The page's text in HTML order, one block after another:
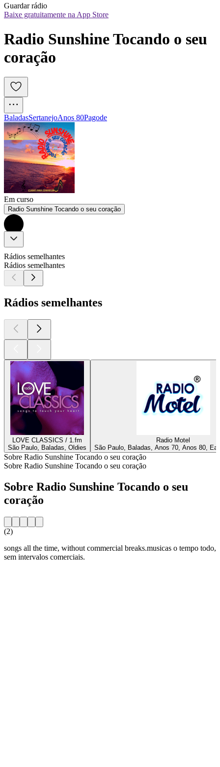
Guardar rádio
Baixe gratuitamente na App Store
Radio Sunshine Tocando o seu
coração
BaladasSertanejoAnos 80Pagode
Em curso
Radio Sunshine Tocando o seu coração
Rádios semelhantes
Rádios semelhantes
Rádios semelhantes
LOVE CLASSICS / 1.fm
São Paulo, Baladas, Oldies
Radio Motel
São Paulo, Baladas, Anos 70, Anos 80,
Sobre Radio Sunshine Tocando o seu coração
Sobre Radio Sunshine Tocando o seu coração
Sobre Radio Sunshine Tocando o seu
coração
(2)
songs all the time, without commercial breaks.musicas o tempo todo,
sem intervalos comerciais.